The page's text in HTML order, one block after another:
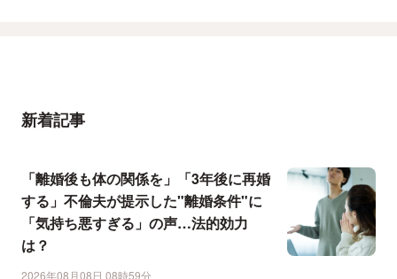
新着記事
「離婚後も体の関係を」「3年後に再婚
する」不倫夫が提示した"離婚条件"に
「気持ち悪すぎる」の声…法的効力
は？
2026年08月08日 08時59分